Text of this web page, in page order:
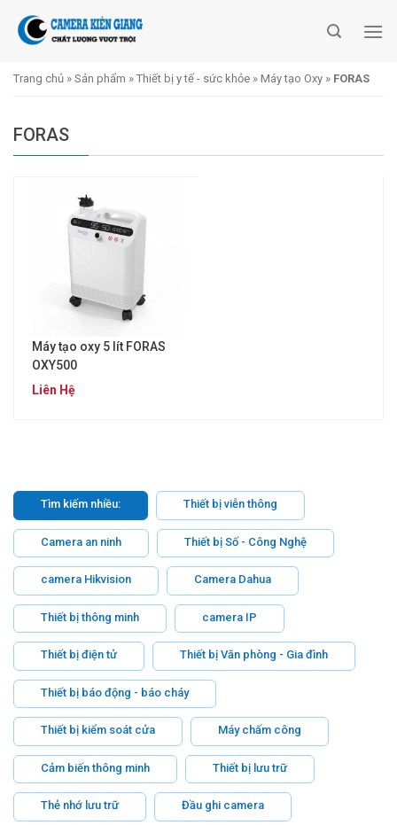
Trang chủ » Sản phẩm » Thiết bị y tế - sức khỏe » Máy tạo Oxy » FORAS
FORAS
Máy tạo oxy 5 lít FORAS
OXY500
Liên Hệ
Tìm kiếm nhiều: Thiết bị viễn thông
Camera an ninh Thiết bị Số - Công Nghệ
camera Hikvision Camera Dahua
Thiết bị thông minh camera IP
Thiết bị điện tử Thiết bị Văn phòng - Gia đình
Thiết bị báo động - báo cháy
Thiết bị kiểm soát cửa Máy chấm công
Cảm biến thông minh Thiết bị lưu trữ
Thẻ nhớ lưu trữ Đầu ghi camera